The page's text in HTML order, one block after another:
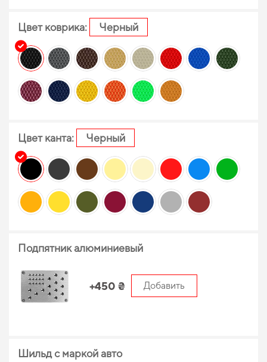
Цвет коврика: Черный
Цвет канта: Черный
Подпятник алюминиевый
+450 ₴ Добавить
Шильд с маркой авто